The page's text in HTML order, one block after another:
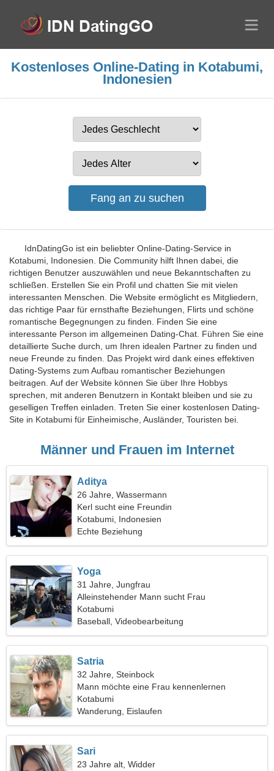
Kostenloses Online-Dating in Kotabumi,
Indonesien
IdnDatingGo ist ein beliebter Online-Dating-Service in
Kotabumi, Indonesien. Die Community hilft Ihnen dabei, die
richtigen Benutzer auszuwählen und neue Bekanntschaften zu
schließen. Erstellen Sie ein Profil und chatten Sie mit vielen
interessanten Menschen. Die Website ermöglicht es Mitgliedern,
das richtige Paar für ernsthafte Beziehungen, Flirts und schöne
romantische Begegnungen zu finden. Finden Sie eine
interessante Person im allgemeinen Dating-Chat. Führen Sie eine
detaillierte Suche durch, um Ihren idealen Partner zu finden und
neue Freunde zu finden. Das Projekt wird dank eines effektiven
Dating-Systems zum Aufbau romantischer Beziehungen
beitragen. Auf der Website können Sie über Ihre Hobbys
sprechen, mit anderen Benutzern in Kontakt bleiben und sie zu
geselligen Treffen einladen. Treten Sie einer kostenlosen Dating-
Site in Kotabumi für Einheimische, Ausländer, Touristen bei.
Männer und Frauen im Internet
Aditya
26 Jahre, Wassermann
Kerl sucht eine Freundin
Kotabumi, Indonesien
Echte Beziehung
Yoga
31 Jahre, Jungfrau
Alleinstehender Mann sucht Frau
Kotabumi
Baseball, Videobearbeitung
Satria
32 Jahre, Steinbock
Mann möchte eine Frau kennenlernen
Kotabumi
Wanderung, Eislaufen
Sari
23 Jahre alt, Widder